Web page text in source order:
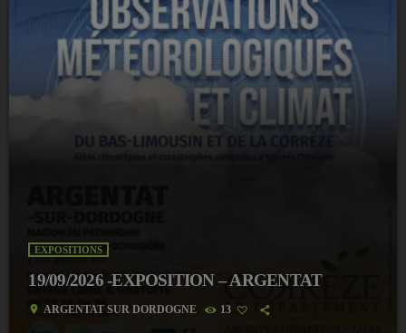
EXPOSITIONS
19/09/2026 -EXPOSITION – ARGENTAT
location_on ARGENTAT SUR DORDOGNE 13